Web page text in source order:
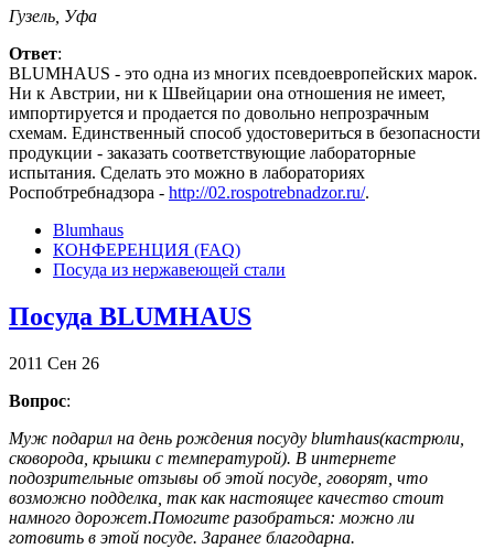
Гузель, Уфа
Ответ:
BLUMHAUS - это одна из многих псевдоевропейских марок.
Ни к Австрии, ни к Швейцарии она отношения не имеет,
импортируется и продается по довольно непрозрачным
схемам. Единственный способ удостовериться в безопасности
продукции - заказать соответствующие лабораторные
испытания. Сделать это можно в лабораториях
Роспобтребнадзора - http://02.rospotrebnadzor.ru/.
Blumhaus
КОНФЕРЕНЦИЯ (FAQ)
Посуда из нержавеющей стали
Посуда BLUMHAUS
2011 Сен 26
Вопрос:
Муж подарил на день рождения посуду blumhaus(кастрюли,
сковорода, крышки с температурой). В интернете
подозрительные отзывы об этой посуде, говорят, что
возможно подделка, так как настоящее качество стоит
намного дорожет.Помогите разобраться: можно ли
готовить в этой посуде. Заранее благодарна.